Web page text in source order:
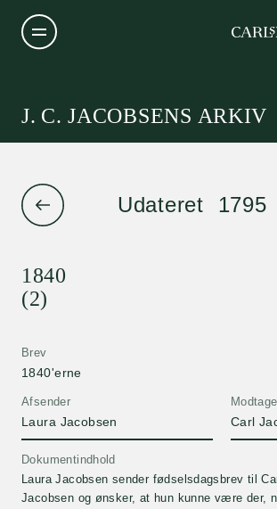
J. C. JACOBSENS ARKIV
Udateret 1795
1840
(2)
Afsender
Laura Jacobsen
Brev
1840'erne
Carl
Dokumentindhold
Laura Jacobsen sender fødselsdagsbrev til
Jacobsen og ønsker, at hun kunne være der,